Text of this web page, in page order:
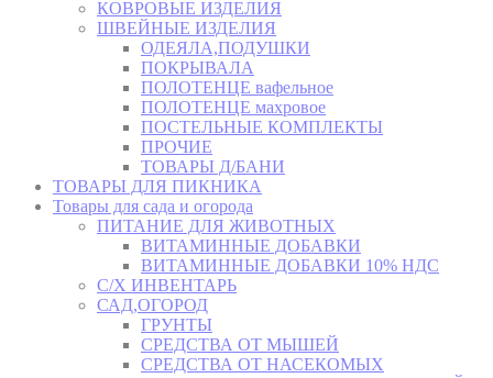
КОВРОВЫЕ ИЗДЕЛИЯ
ШВЕЙНЫЕ ИЗДЕЛИЯ
ОДЕЯЛА,ПОДУШКИ
ПОКРЫВАЛА
ПОЛОТЕНЦЕ вафельное
ПОЛОТЕНЦЕ махровое
ПОСТЕЛЬНЫЕ КОМПЛЕКТЫ
ПРОЧИЕ
ТОВАРЫ Д/БАНИ
ТОВАРЫ ДЛЯ ПИКНИКА
Товары для сада и огорода
ПИТАНИЕ ДЛЯ ЖИВОТНЫХ
ВИТАМИННЫЕ ДОБАВКИ
ВИТАМИННЫЕ ДОБАВКИ 10% НДС
С/Х ИНВЕНТАРЬ
САД,ОГОРОД
ГРУНТЫ
СРЕДСТВА ОТ МЫШЕЙ
СРЕДСТВА ОТ НАСЕКОМЫХ